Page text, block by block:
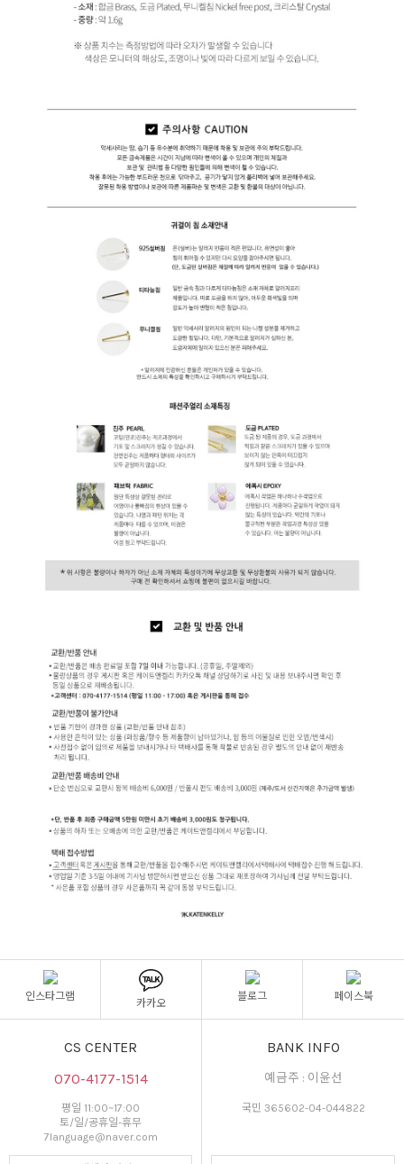
인스타그램
카카오
블로그 페이스북
CS CENTER
070-4177-1514
평일 11:00~17:00
토/일/공휴일-휴무
7language@naver.com
BANK INFO
예금주 : 이윤선
국민 365602-04-044822